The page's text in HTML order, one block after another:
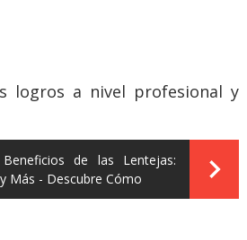
logros a nivel profesional y
Beneficios de las Lentejas:
Más - Descubre Cómo